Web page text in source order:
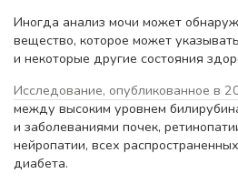
Иногда анализ мочи может
вещество, которое может
и некоторые другие состояния
Исследование, опубликованное в
между высоким уровнем
и заболеваниями почек,
нейропатии, всех
диабета.